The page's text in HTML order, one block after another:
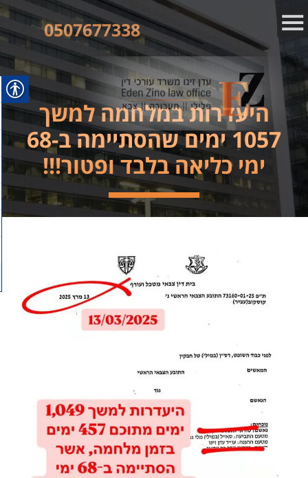
0507677338
היעדרות במלחמה למשך
1057 ימים שהסתיימה ב-68
ימי כליאה בלבד ופטור!!!